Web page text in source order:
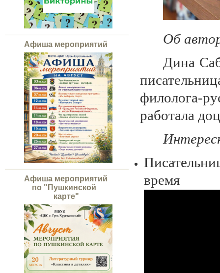
Афиша мероприятий
Афиша мероприятий
по "Пушкинской
карте"
Об
Дина
филолога-
работала
время